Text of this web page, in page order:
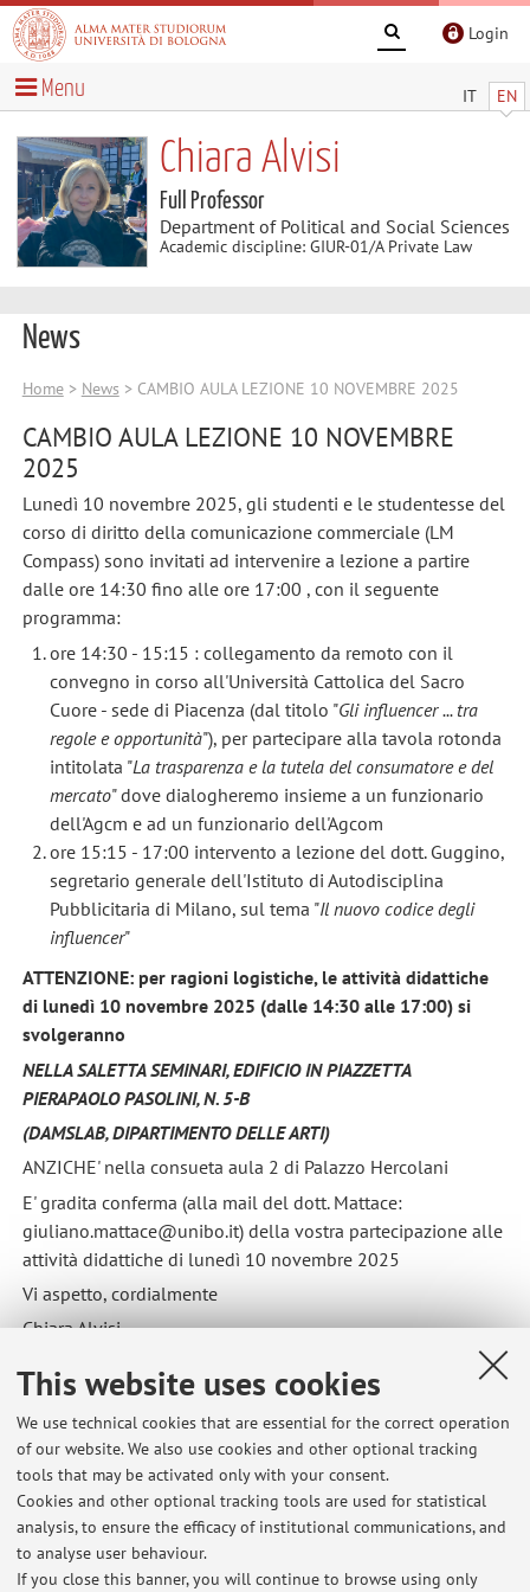
This website uses cookies
We use technical cookies that are essential for the correct operation
of our website. We also use cookies and other optional tracking
tools that may be activated only with your consent.
Cookies and other optional tracking tools are used for statistical
analysis, to ensure the efficacy of institutional communications, and
to analyse user behaviour.
If you close this banner, you will continue to browse using only
Login
IT EN
Menu
Chiara Alvisi
Full Professor
Department of Political and Social Sciences
Academic discipline: GIUR-01/A Private Law
News
Home> News > CAMBIO AULA LEZIONE 10 NOVEMBRE 2025
CAMBIO AULA LEZIONE 10 NOVEMBRE
2025
Lunedì 10 novembre 2025, gli studenti e le studentesse del
corso di diritto della comunicazione commerciale (LM
Compass) sono invitati ad intervenire a lezione a partire
dalle ore 14:30 fino alle ore 17:00 , con il seguente
programma:
ore 14:30 - 15:15 : collegamento da remoto con il
convegno in corso all'Università Cattolica del Sacro
Cuore - sede di Piacenza (dal titolo "Gli influencer ... tra
regole e opportunità"), per partecipare alla tavola rotonda
intitolata "La trasparenza e la tutela del consumatore e del
mercato" dove dialogheremo insieme a un funzionario
dell'Agcm e ad un funzionario dell'Agcom
ore 15:15 - 17:00 intervento a lezione del dott. Guggino,
segretario generale dell'Istituto di Autodisciplina
Pubblicitaria di Milano, sul tema "Il nuovo codice degli
influencer"
ATTENZIONE: per ragioni logistiche, le attività didattiche
di lunedì 10 novembre 2025 (dalle 14:30 alle 17:00) si
svolgeranno
NELLA SALETTA SEMINARI, EDIFICIO IN PIAZZETTA
PIERAPAOLO PASOLINI, N. 5-B
(DAMSLAB, DIPARTIMENTO DELLE ARTI)
ANZICHE' nella consueta aula 2 di Palazzo Hercolani
E' gradita conferma (alla mail del dott. Mattace:
giuliano.mattace@unibo.it) della vostra partecipazione alle
attività didattiche di lunedì 10 novembre 2025
Vi aspetto, cordialmente
Chiara Alvisi
Latest news
variazione data appello scritto di diritto delle piattaforme digitali
Published on: December 17 2025